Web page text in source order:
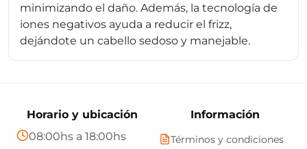
minimizando el daño. Además, la tecnología de
iones negativos ayuda a reducir el frizz,
dejándote un cabello sedoso y manejable.
Información
Términos y condiciones
Horario y ubicación
08:00hs a 18:00hs